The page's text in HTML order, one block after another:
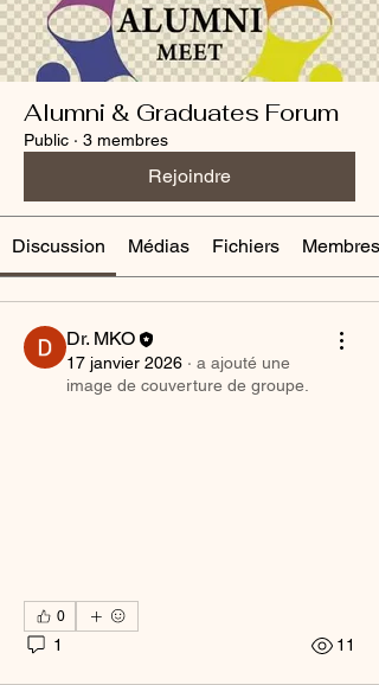
Alumni & Graduates Forum
Public · 3 membres
Rejoindre
Discussion Médias Fichiers Membres
Dr. MKO
17 janvier 2026 · a ajouté une
image de couverture de groupe.
0
1 11